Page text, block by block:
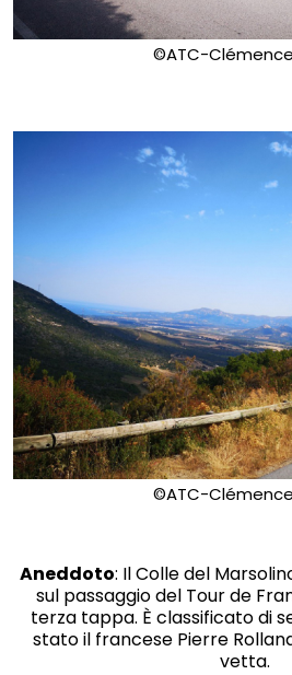
©ATC-Clémence
©ATC-Clémence
Aneddoto: Il Colle del
sul passaggio del Tour de
terza tappa. È classificato di
stato il francese Pierre
vetta.